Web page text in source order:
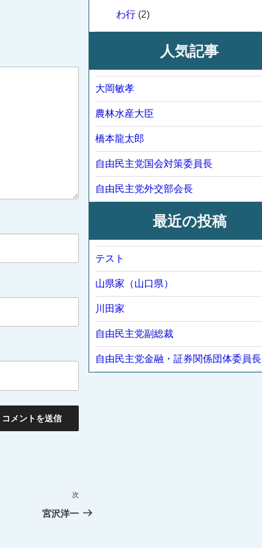
次
の
次
宮沢洋一
わ行(2)
人気記事
大岡敏孝
農林水産大臣
橋本龍太郎
自由民主党国会対策委員長
自由民主党外交部会長
最近の投稿
テスト
山県家（山口県）
川田家
自由民主党副総裁
自由民主党金融・証券関係団体委員長